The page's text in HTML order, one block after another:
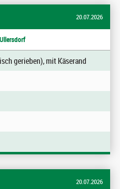
20.07.2026
gerieben), mit Käserand
20.07.2026